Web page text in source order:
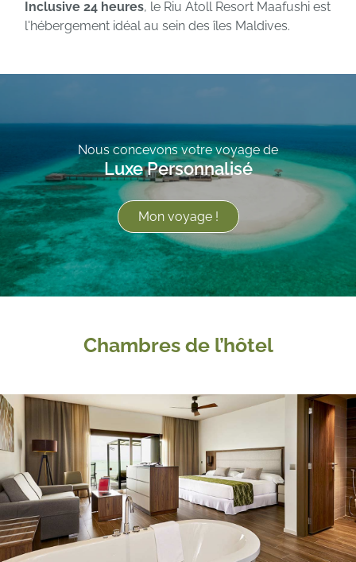
Inclusive 24 heures, le Riu Atoll Resort Maafushi est
l'hébergement idéal au sein des îles Maldives.
Nous concevons votre voyage de
Luxe Personnalisé
Mon voyage !
Chambres de l’hôtel